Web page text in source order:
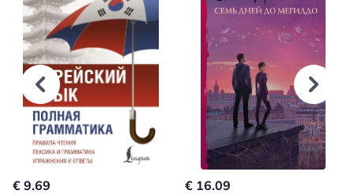
€ 9.69 € 16.09